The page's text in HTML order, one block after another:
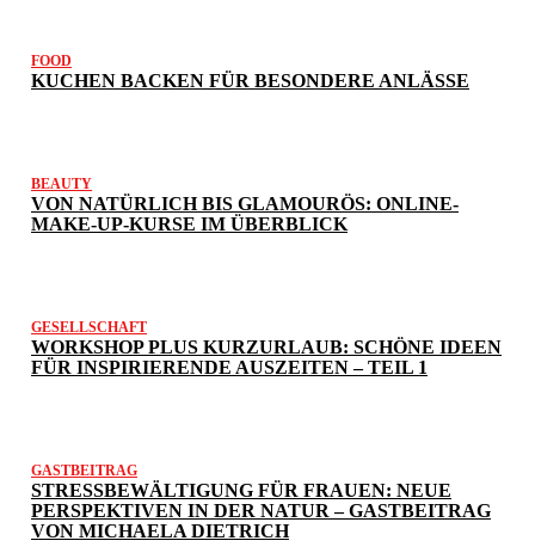
FOOD
KUCHEN BACKEN FÜR BESONDERE ANLÄSSE
BEAUTY
VON NATÜRLICH BIS GLAMOURÖS: ONLINE-
MAKE-UP-KURSE IM ÜBERBLICK
GESELLSCHAFT
WORKSHOP PLUS KURZURLAUB: SCHÖNE IDEEN
FÜR INSPIRIERENDE AUSZEITEN – TEIL 1
GASTBEITRAG
STRESSBEWÄLTIGUNG FÜR FRAUEN: NEUE
PERSPEKTIVEN IN DER NATUR – GASTBEITRAG
VON MICHAELA DIETRICH